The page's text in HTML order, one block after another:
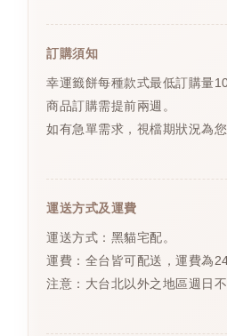
訂購須知
幸運籤餅每種款式最低訂購量
商品訂購需提前兩週。
如有急單需求，視檔期狀況為您
運送方式及運費
運送方式：黑貓宅配。
運費：全台皆可配送，運費為
注意：大台北以外之地區週日不